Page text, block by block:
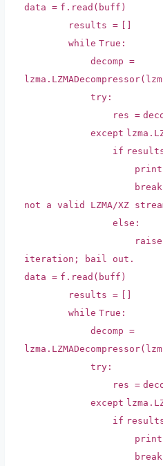
data = f.read(buff)
results = []
while True :
decomp =
try:
res =
except
if
print
break
not a valid LZMA/XZ
else :
raise
iteration; bail out.
data = f.read(buff)
results = []
while True :
decomp =
try:
res =
except
if
print
break